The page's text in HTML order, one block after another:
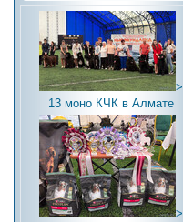
>
13 моно КЧК в Алмате
>